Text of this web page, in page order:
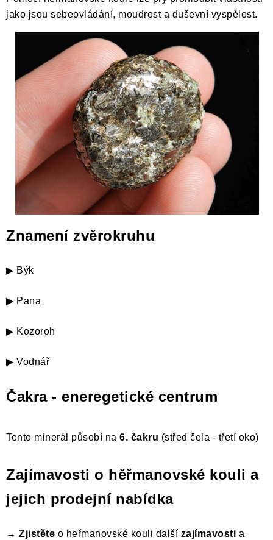
jako jsou sebeovládání, moudrost a duševní vyspělost.
Znamení zvěrokruhu
▶ Býk
▶ Pana
▶ Kozoroh
▶ Vodnář
Čakra - eneregetické centrum
Tento minerál působí na 6. čakru (střed čela - třetí oko)
Zajímavosti o hěřmanovské kouli a
jejich prodejní nabídka
→ Zjistěte o heřmanovské kouli další zajímavosti a